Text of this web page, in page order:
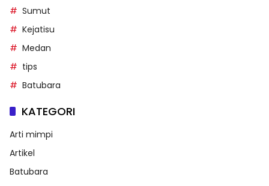
Sumut
Kejatisu
Medan
tips
Batubara
KATEGORI
Arti mimpi
Artikel
Batubara